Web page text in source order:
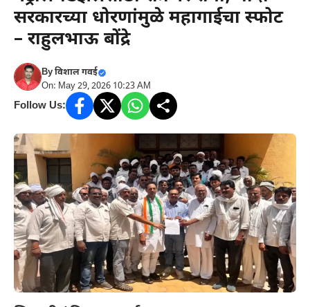
सरकारच्या धोरणांमुळे महागाईचा स्फोट
– राहुलभाऊ बोंद्रे
Byविशाल गवई
On: May 29, 2026 10:23 AM
Follow Us: